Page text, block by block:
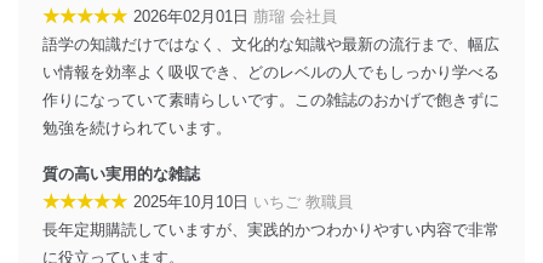
正に努めます。
アクセス制御
個人データを取り扱うことのできる機器及び当該
機器を取り扱う従業者を明確化し、 個人データへ
の不要なアクセスを防止しています。
機器に標準装備されているユーザー制御機能（ユ
ーザーアカウント制御）により、個人情報データ
ベース等を取り扱う情報システムを使用する従業
者を識別・認証しています。
★★★★★ 2026年02月01日 萠瑠 会社員
語学の知識だけではなく、文化的な知識や最新の流行まで、幅広
い情報を効率よく吸収でき、どのレベルの人でもしっかり学べる
作りになっていて素晴らしいです。この雑誌のおかげで飽きずに
勉強を続けられています。
質の高い実用的な雑誌
★★★★★ 2025年10月10日 いちご 教職員
長年定期購読していますが、実践的かつわかりやすい内容で非常
に役立っています。